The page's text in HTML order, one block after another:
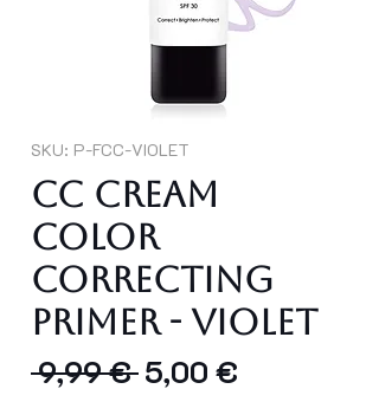
SKU: P-FCC-VIOLET
CC Cream
Color
Correcting
Primer - Violet
9,99 € Precio
5,00 €